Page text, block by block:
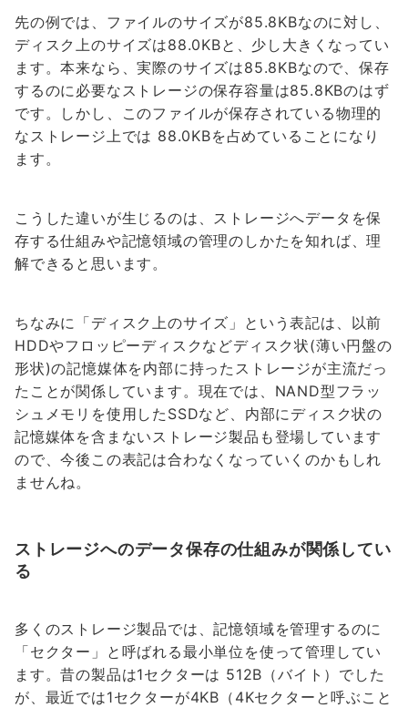
先の例では、ファイルのサイズが85.8KBなのに対し、
ディスク上のサイズは88.0KBと、少し大きくなってい
ます。本来なら、実際のサイズは85.8KBなので、保存
するのに必要なストレージの保存容量は85.8KBのはず
です。しかし、このファイルが保存されている物理的
なストレージ上では 88.0KBを占めていることになり
ます。
こうした違いが生じるのは、ストレージへデータを保
存する仕組みや記憶領域の管理のしかたを知れば、理
解できると思います。
ちなみに「ディスク上のサイズ」という表記は、以前
HDDやフロッピーディスクなどディスク状(薄い円盤の
形状)の記憶媒体を内部に持ったストレージが主流だっ
たことが関係しています。現在では、NAND型フラッ
シュメモリを使用したSSDなど、内部にディスク状の
記憶媒体を含まないストレージ製品も登場しています
ので、今後この表記は合わなくなっていくのかもしれ
ませんね。
ストレージへのデータ保存の仕組みが関係してい
る
多くのストレージ製品では、記憶領域を管理するのに
「セクター」と呼ばれる最小単位を使って管理してい
ます。昔の製品は1セクターは 512B（バイト）でした
が、最近では1セクターが4KB（4Kセクターと呼ぶこと